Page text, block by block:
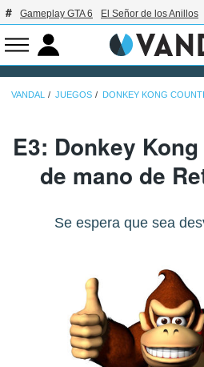
Gameplay GTA 6 El Señor de los Anillos
VANDAL JUEGOS DONKEY KONG
E3: Donkey
de mano de
Se espera que sea